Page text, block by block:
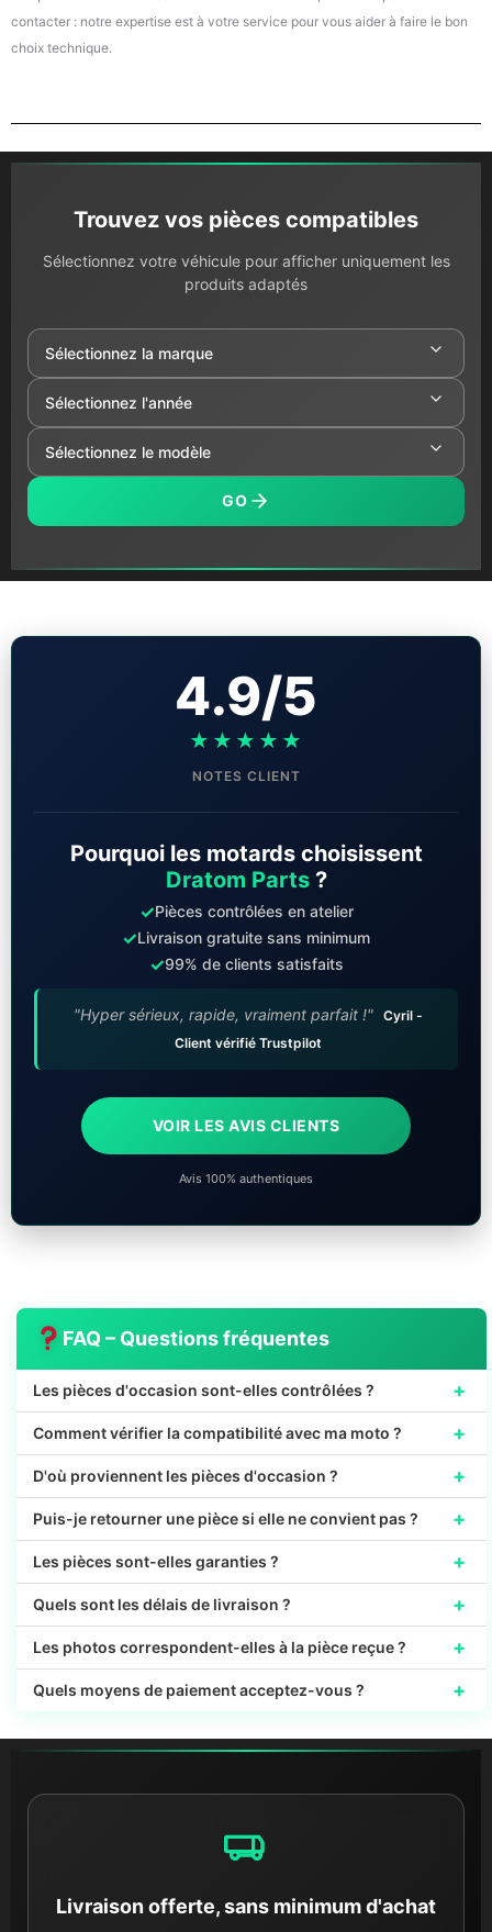
contacter : notre expertise est à votre service pour vous aider à faire le bon
choix technique.
Trouvez vos pièces compatibles
Sélectionnez votre véhicule pour afficher uniquement les
produits adaptés
GO
4.9/5
★★★★★
NOTES CLIENT
Pourquoi les motards choisissent
Dratom Parts?
✓Pièces contrôlées en atelier
✓Livraison gratuite sans minimum
✓99% de clients satisfaits
"Hyper sérieux, rapide, vraiment parfait !" Cyril -
Client vérifié Trustpilot
VOIR LES AVIS CLIENTS
Avis 100% authentiques
FAQ – Questions fréquentes
Les pièces d'occasion sont-elles contrôlées ? +
Comment vérifier la compatibilité avec ma moto ? +
D'où proviennent les pièces d'occasion ? +
Puis-je retourner une pièce si elle ne convient pas ? +
Les pièces sont-elles garanties ? +
Quels sont les délais de livraison ? +
Les photos correspondent-elles à la pièce reçue ? +
Quels moyens de paiement acceptez-vous ? +
Livraison offerte, sans minimum d'achat